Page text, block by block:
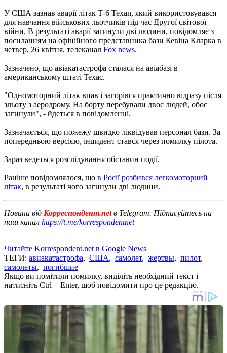
У США зазнав аварії літак Т-6 Texan, який використовувався
для навчання військових льотчиків під час Другої світової
війни. В результаті аварії загинули дві людини, повідомляє з
посиланням на офіційного представника бази Кевіна Кларка в
четвер, 26 квітня, телеканал Fox news.
Зазначено, що авіакатастрофа сталася на авіабазі в
американському штаті Техас.
"Одномоторний літак впав і загорівся практично відразу після
зльоту з аеродрому. На борту перебували двоє людей, обоє
загинули", - йдеться в повідомленні.
Зазначається, що пожежу швидко ліквідував персонал бази. За
попередньою версією, інцидент стався через помилку пілота.
Зараз ведеться розслідування обставин події.
Раніше повідомлялося, що в Росії розбився легкомоторний
літак, в результаті чого загинули дві людини.
Новини від Корреспондент.netв Telegram. Підписуйтесь на
наш канал https://t.me/korrespondentnet
Читайте Korrespondent.net в Google News
ТЕГИ: авиакатастрофа, США, самолет, жертвы, пилот,
самолеты, погибшие
Якщо ви помітили помилку, виділіть необхідний текст і
натисніть Ctrl + Enter, щоб повідомити про це редакцію.